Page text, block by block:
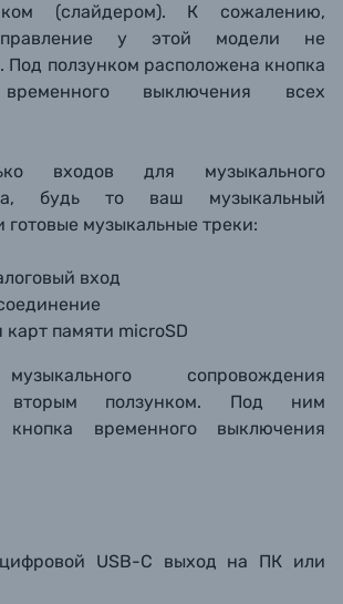
(слайдером). К сожалению,
у этой модели не
Под ползунком расположена кнопка
выключения всех
входов для музыкального
будь то ваш музыкальный
готовые музыкальные треки:
вход
карт памяти microSD
сопровождения
вторым ползунком. Под ним
кнопка временного выключения
USB-C выход на ПК или